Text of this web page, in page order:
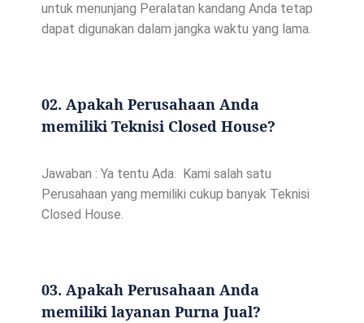
untuk menunjang Peralatan kandang Anda tetap
dapat digunakan dalam jangka waktu yang lama.
02. Apakah Perusahaan Anda
memiliki Teknisi Closed House?
Jawaban : Ya tentu Ada. Kami salah satu
Perusahaan yang memiliki cukup banyak Teknisi
Closed House.
03. Apakah Perusahaan Anda
memiliki layanan Purna Jual?